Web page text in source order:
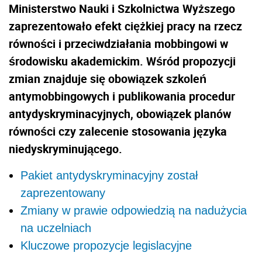
Ministerstwo Nauki i Szkolnictwa Wyższego
zaprezentowało efekt ciężkiej pracy na rzecz
równości i przeciwdziałania mobbingowi w
środowisku akademickim. Wśród propozycji
zmian znajduje się obowiązek szkoleń
antymobbingowych i publikowania procedur
antydyskryminacyjnych, obowiązek planów
równości czy zalecenie stosowania języka
niedyskryminującego.
Pakiet antydyskryminacyjny został
zaprezentowany
Zmiany w prawie odpowiedzią na nadużycia
na uczelniach
Kluczowe propozycje legislacyjne